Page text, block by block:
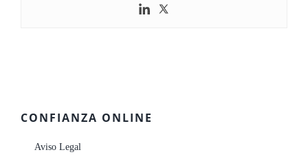
CONFIANZA ONLINE
Aviso Legal